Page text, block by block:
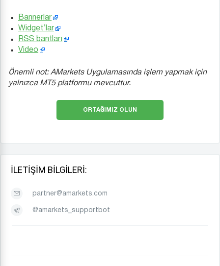
Bannerlar
Widget’lar
RSS bantları
Video
Önemli not: AMarkets Uygulamasında işlem yapmak için
yalnızca MT5 platformu mevcuttur.
ORTAĞIMIZ OLUN
İLETIŞIM BILGILERI:
partner@amarkets.com
@amarkets_supportbot